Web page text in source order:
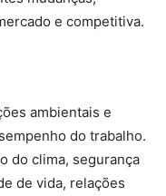
e competitiva.
ambientais e
do trabalho.
do clima, segurança
de vida, relações